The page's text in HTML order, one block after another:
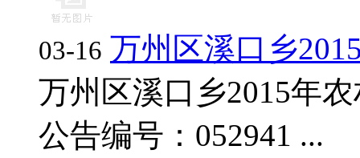
03-16 万州区溪口乡
万州区溪口乡2015年
公告编号：052941 ...